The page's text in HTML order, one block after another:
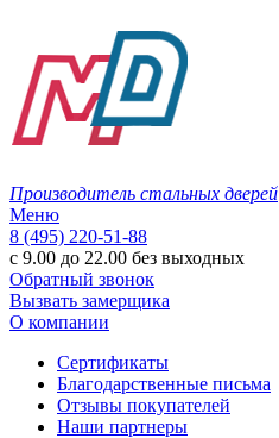
Производитель стальных дверей
Меню
8 (495) 220-51-88
с 9.00 до 22.00 без выходных
Обратный звонок
Вызвать замерщика
О компании
Сертификаты
Благодарственные письма
Отзывы покупателей
Наши партнеры